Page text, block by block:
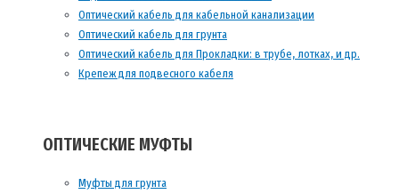
Оптический кабель для кабельной канализации
Оптический кабель для грунта
Оптический кабель для Прокладки: в трубе, лотках, и др.
Крепеж для подвесного кабеля
ОПТИЧЕСКИЕ МУФТЫ
Муфты для грунта